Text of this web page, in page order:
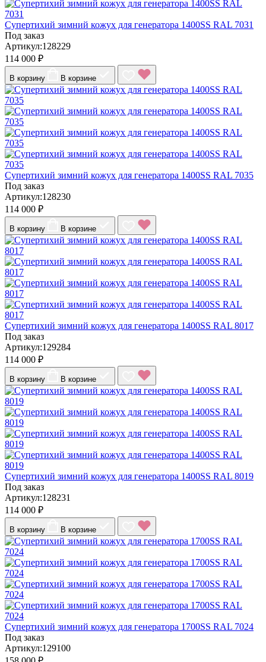
Супертихий зимний кожух для генератора 1400SS RAL 7031
Под заказ
Артикул:128229
114 000 ₽
В корзину В корзине
Супертихий зимний кожух для генератора 1400SS RAL 7035
Под заказ
Артикул:128230
114 000 ₽
В корзину В корзине
Супертихий зимний кожух для генератора 1400SS RAL 8017
Под заказ
Артикул:129284
114 000 ₽
В корзину В корзине
Супертихий зимний кожух для генератора 1400SS RAL 8019
Под заказ
Артикул:128231
114 000 ₽
В корзину В корзине
Супертихий зимний кожух для генератора 1700SS RAL 7024
Под заказ
Артикул:129100